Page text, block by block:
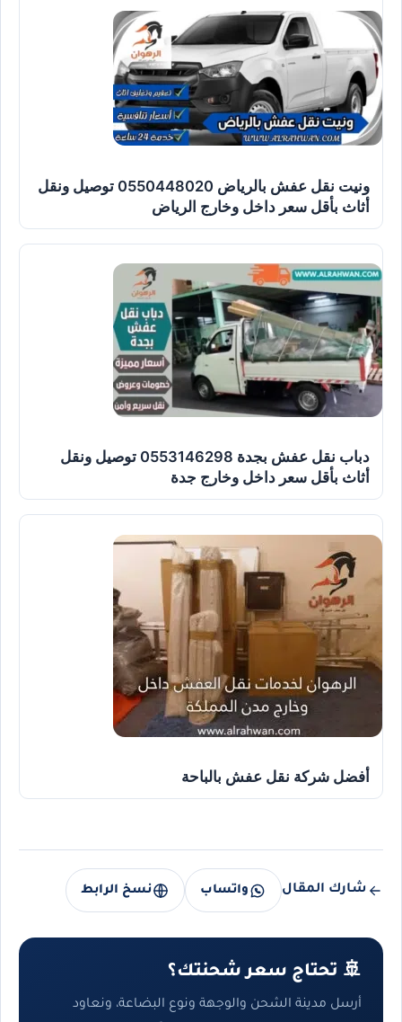
ونيت نقل عفش بالرياض 0550448020 توصيل ونقل
أثاث بأقل سعر داخل وخارج الرياض
دباب نقل عفش بجدة 0553146298 توصيل ونقل
أثاث بأقل سعر داخل وخارج جدة
أفضل شركة نقل عفش بالباحة
شارك المقال واتساب نسخ الرابط
🚢 تحتاج سعر شحنتك؟
أرسل مدينة الشحن والوجهة ونوع البضاعة، ونعاود